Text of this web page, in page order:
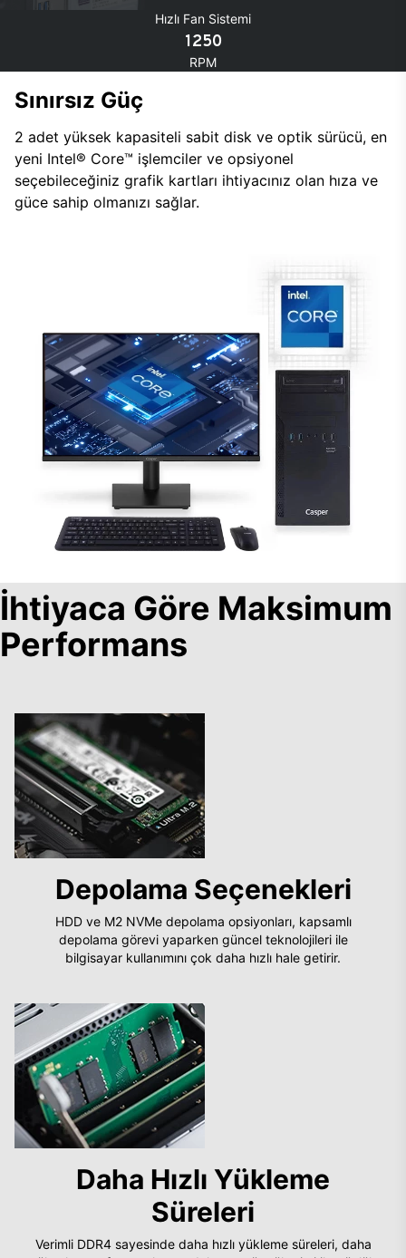
Hızlı Fan Sistemi
1250
RPM
Sınırsız Güç
2 adet yüksek kapasiteli sabit disk ve optik sürücü, en
yeni Intel® Core™ işlemciler ve opsiyonel
seçebileceğiniz grafik kartları ihtiyacınız olan hıza ve
güce sahip olmanızı sağlar.
İhtiyaca Göre Maksimum
Performans
Depolama Seçenekleri
HDD ve M2 NVMe depolama opsiyonları, kapsamlı
depolama görevi yaparken güncel teknolojileri ile
bilgisayar kullanımını çok daha hızlı hale getirir.
Daha Hızlı Yükleme
Süreleri
Verimli DDR4 sayesinde daha hızlı yükleme süreleri, daha